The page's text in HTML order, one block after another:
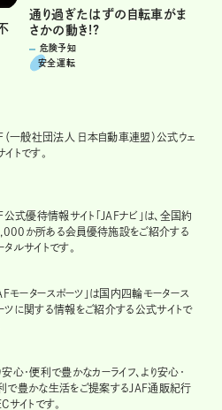
通り過ぎたはずの自転車がま
さかの動き!?
危険予知
安全運転
（一般社団法人 日本自動車連盟）公式ウェ
イトです。
公式優待情報サイト「JAFナビ」は、全国約
か所ある会員優待施設をご紹介する
タルサイトです。
モータースポーツ」は国内四輪モータース
ツに関する情報をご紹介する公式サイトで
安心・便利で豊かなカーライフ、より安心・
で豊かな生活をご提案するJAF通販紀行
サイトです。